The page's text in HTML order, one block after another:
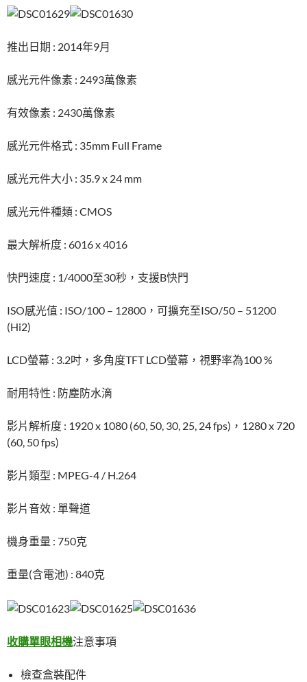
推出日期 : 2014年9月
感光元件像素 : 2493萬像素
有效像素 : 2430萬像素
感光元件格式 : 35mm Full Frame
感光元件大小 : 35.9 x 24 mm
感光元件種類 : CMOS
最大解析度 : 6016 x 4016
快門速度 : 1/4000至30秒，支援B快門
ISO感光值 : ISO/100 – 12800，可擴充至ISO/50 – 51200
(Hi2)
LCD螢幕 : 3.2吋，多角度TFT LCD螢幕，視野率為100 %
耐用特性 : 防塵防水滴
影片解析度 : 1920 x 1080 (60, 50, 30, 25, 24 fps)，1280 x 720
(60, 50 fps)
影片類型 : MPEG-4 / H.264
影片音效 : 單聲道
機身重量 : 750克
重量(含電池) : 840克
收購單眼相機注意事項
檢查盒裝配件